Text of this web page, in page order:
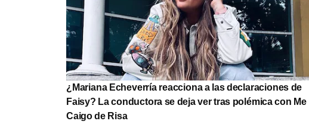
¿Mariana Echeverría reacciona a las declaraciones de
Faisy? La conductora se deja ver tras polémica con Me
Caigo de Risa